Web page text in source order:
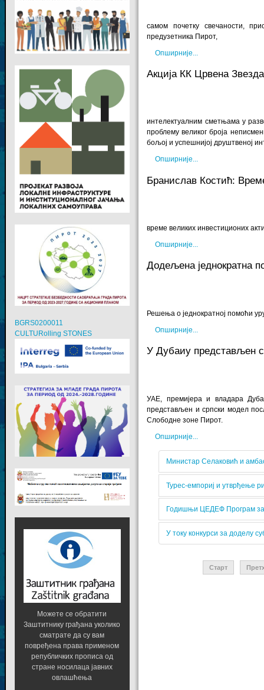
самом почетку свечаности,
предузетника Пирот,
Опширније...
Акција КК Црвена
интелектуалним сметњама у
проблему великог броја
бољој и успешнијој друштвеној
Опширније...
Бранислав Костић:
време великих инвестиционих
Опширније...
Додељена једнократна
Решења о једнократној помоћи
Опширније...
У Дубаиу представљен
УАЕ, премијера и владара
представљен и српски модел
Слободне зоне Пирот.
Опширније...
Министар Селаковић и
Турес-емпориј и утврђење
Годишњи ЦЕДЕФ Програм за
У току конкурси за доделу
Старт
BGRS0200011
CULTURolling STONES
Можете се обратити
Заштитнику грађана уколико
сматрате да су вам
повређена права применом
републичких прописа од
стране носилаца јавних
овлашћења